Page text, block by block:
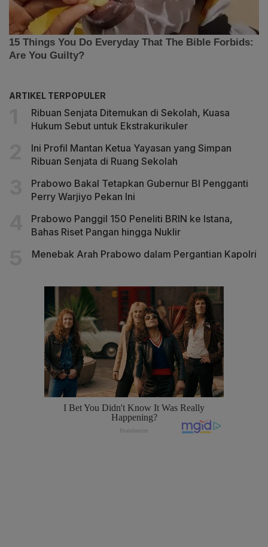
ARTIKEL TERPOPULER
Ribuan Senjata Ditemukan di Sekolah, Kuasa
Hukum Sebut untuk Ekstrakurikuler
Ini Profil Mantan Ketua Yayasan yang Simpan
Ribuan Senjata di Ruang Sekolah
Prabowo Bakal Tetapkan Gubernur BI Pengganti
Perry Warjiyo Pekan Ini
Prabowo Panggil 150 Peneliti BRIN ke Istana,
Bahas Riset Pangan hingga Nuklir
Menebak Arah Prabowo dalam Pergantian Kapolri